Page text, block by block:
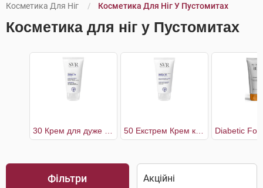
Косметика Для Ніг
Косметика Для Ніг У Пустомитах
Косметика для ніг у Пустомитах
Фільтри